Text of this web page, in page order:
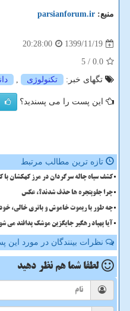
منبع: parsianforum.ir
1399/11/19
20:28:00
0.0
/ 5
تگهای خبر:
تكنولوژی ,
این پست را می پسندید؟
تازه ترین مطالب مرتبط
کشف سیاه چاله سرگردان در مرز کهکشان
چرا جلوپنجره ها حذف شدند؟، عکس
چه طور با ریموت خاموش و باتری خالی،
آیا پهپاد رهگیر جایگزین موشک پدافند می
نظرات بینندگان در مورد این
لطفا شما هم نظر دهید